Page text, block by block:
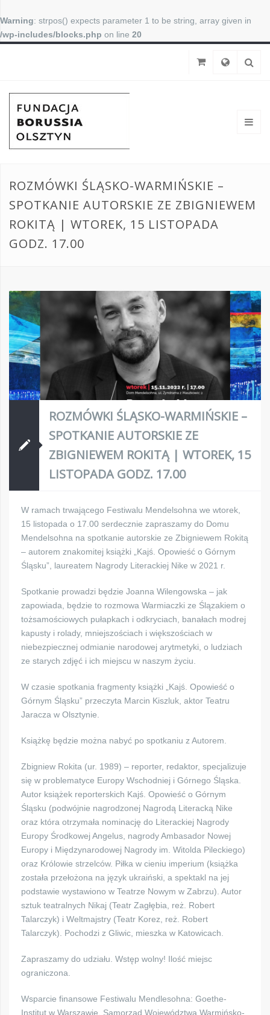
Warning: strpos() expects parameter 1 to be string, array given in
/wp-includes/blocks.php on line 20
ROZMÓWKI ŚLĄSKO-WARMIŃSKIE –
SPOTKANIE AUTORSKIE ZE ZBIGNIEWEM
ROKITĄ | WTOREK, 15 LISTOPADA
GODZ. 17.00
ROZMÓWKI ŚLĄSKO-WARMIŃSKIE –
SPOTKANIE AUTORSKIE ZE
ZBIGNIEWEM ROKITĄ | WTOREK, 15
LISTOPADA GODZ. 17.00
W ramach trwającego Festiwalu Mendelsohna we wtorek,
15 listopada o 17.00 serdecznie zapraszamy do Domu
Mendelsohna na spotkanie autorskie ze Zbigniewem Rokitą
– autorem znakomitej książki „Kajś. Opowieść o Górnym
Śląsku”, laureatem Nagrody Literackiej Nike w 2021 r.
Spotkanie prowadzi będzie Joanna Wilengowska – jak
zapowiada, będzie to rozmowa Warmiaczki ze Ślązakiem o
tożsamościowych pułapkach i odkryciach, banałach modrej
kapusty i rolady, mniejszościach i większościach w
niebezpiecznej odmianie narodowej arytmetyki, o ludziach
ze starych zdjęć i ich miejscu w naszym życiu.
W czasie spotkania fragmenty książki „Kajś. Opowieść o
Górnym Śląsku” przeczyta Marcin Kiszluk, aktor Teatru
Jaracza w Olsztynie.
Książkę będzie można nabyć po spotkaniu z Autorem.
Zbigniew Rokita (ur. 1989) – reporter, redaktor, specjalizuje
się w problematyce Europy Wschodniej i Górnego Śląska.
Autor książek reporterskich Kajś. Opowieść o Górnym
Śląsku (podwójnie nagrodzonej Nagrodą Literacką Nike
oraz która otrzymała nominację do Literackiej Nagrody
Europy Środkowej Angelus, nagrody Ambasador Nowej
Europy i Międzynarodowej Nagrody im. Witolda Pileckiego)
oraz Królowie strzelców. Piłka w cieniu imperium (książka
została przełożona na język ukraiński, a spektakl na jej
podstawie wystawiono w Teatrze Nowym w Zabrzu). Autor
sztuk teatralnych Nikaj (Teatr Zagłębia, reż. Robert
Talarczyk) i Weltmajstry (Teatr Korez, reż. Robert
Talarczyk). Pochodzi z Gliwic, mieszka w Katowicach.
Zapraszamy do udziału. Wstęp wolny! Ilość miejsc
ograniczona.
Wsparcie finansowe Festiwalu Mendlesohna: Goethe-
Institut w Warszawie, Samorząd Województwa Warmińsko-